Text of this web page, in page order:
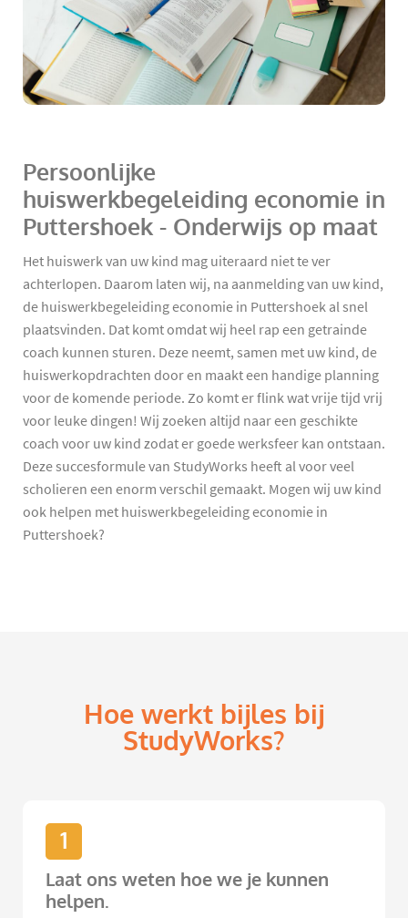
Persoonlijke
huiswerkbegeleiding economie in
Puttershoek - Onderwijs op maat
Het huiswerk van uw kind mag uiteraard niet te ver
achterlopen. Daarom laten wij, na aanmelding van uw kind,
de huiswerkbegeleiding economie in Puttershoek al snel
plaatsvinden. Dat komt omdat wij heel rap een getrainde
coach kunnen sturen. Deze neemt, samen met uw kind, de
huiswerkopdrachten door en maakt een handige planning
voor de komende periode. Zo komt er flink wat vrije tijd vrij
voor leuke dingen! Wij zoeken altijd naar een geschikte
coach voor uw kind zodat er goede werksfeer kan ontstaan.
Deze succesformule van StudyWorks heeft al voor veel
scholieren een enorm verschil gemaakt. Mogen wij uw kind
ook helpen met huiswerkbegeleiding economie in
Puttershoek?
Hoe werkt bijles bij
StudyWorks?
1
Laat ons weten hoe we je kunnen
helpen.